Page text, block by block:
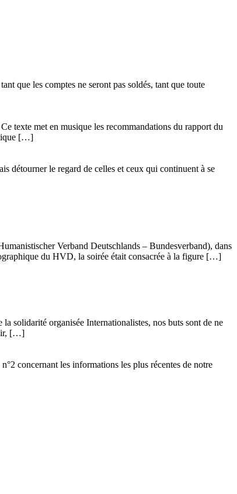
que les comptes ne seront pas soldés, tant que toute
texte met en musique les recommandations du rapport du
[…]
détourner le regard de celles et ceux qui continuent à se
Verband Deutschlands – Bundesverband), dans
du HVD, la soirée était consacrée à la figure […]
solidarité organisée Internationalistes, nos buts sont de ne
[…]
concernant les informations les plus récentes de notre